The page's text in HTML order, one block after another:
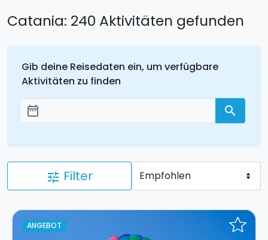
Catania: 240 Aktivitäten gefunden
Gib deine Reisedaten ein, um verfügbare
Aktivitäten zu finden
Добавить даты
date_range search
tune Filter
ANGEBOT